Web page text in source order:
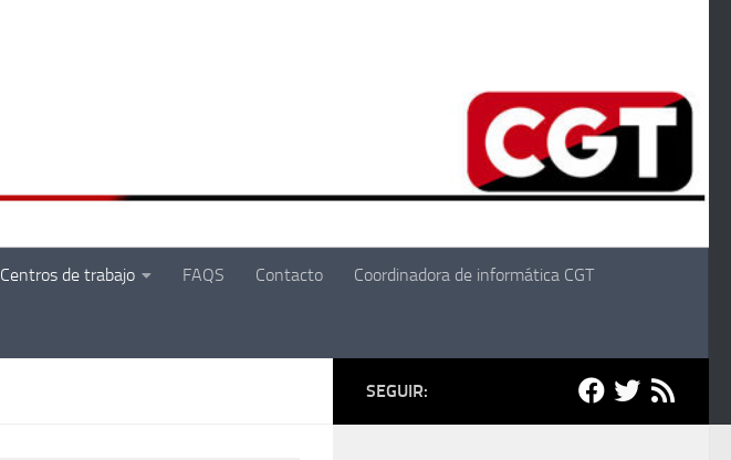
Centros de trabajo FAQS Contacto Coordinadora de informática CGT
SEGUIR: